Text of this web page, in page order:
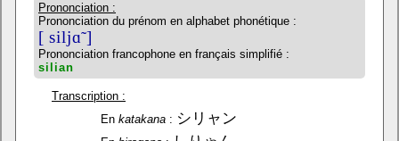
Prononciation :
Prononciation du prénom en alphabet phonétique :
[ siljɑ̃ ]
Prononciation francophone en français simplifié :
silian
Transcription :
En katakana : シリャン